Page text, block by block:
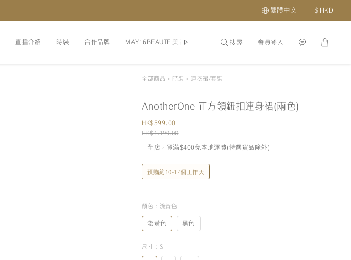
繁體中文 $ HKD
直播介紹 時裝 合作品牌 MAY16BEAUTE 美容 頭髮頭皮護理 護膚品 最新優惠及會員福利
搜尋 會員登入
全部商品 > 時裝 > 連衣裙/套裝
AnotherOne 正方領鈕扣連身裙(兩色)
HK$599.00
HK$1,199.00
全店，買滿$400免本地運費(特選貨品除外)
預購約10-14個工作天
顏色 : 淺黃色
淺黃色 黑色
尺寸 : S